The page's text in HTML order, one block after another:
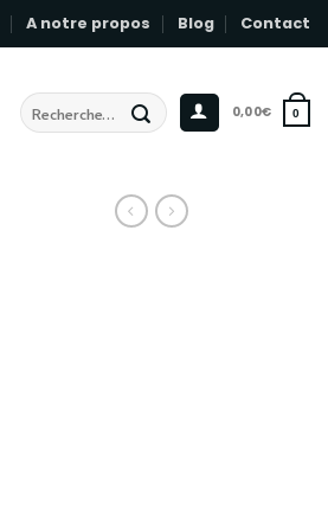
A notre propos Blog Contact
Recherche
pour :
0,00€ 0